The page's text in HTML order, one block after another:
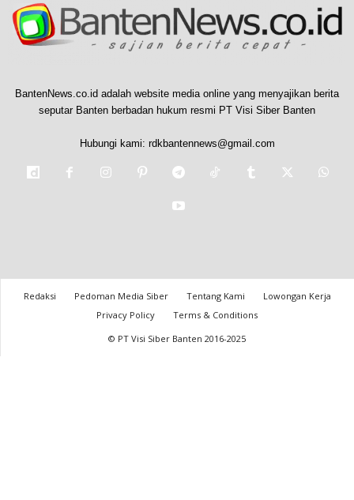
BantenNews.co.id adalah website media online yang menyajikan berita
seputar Banten berbadan hukum resmi PT Visi Siber Banten
Hubungi kami: rdkbantennews@gmail.com
Redaksi Pedoman Media Siber Tentang Kami
Lowongan Kerja
Privacy Policy
Terms & Conditions
© PT Visi Siber Banten 2016-2025